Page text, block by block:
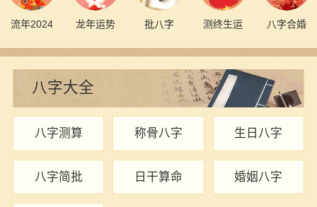
流年2024 龙年运势 批八字 测终生运 八字合婚
八字大全
八字测算 称骨八字 生日八字
八字简批 日干算命 婚姻八字